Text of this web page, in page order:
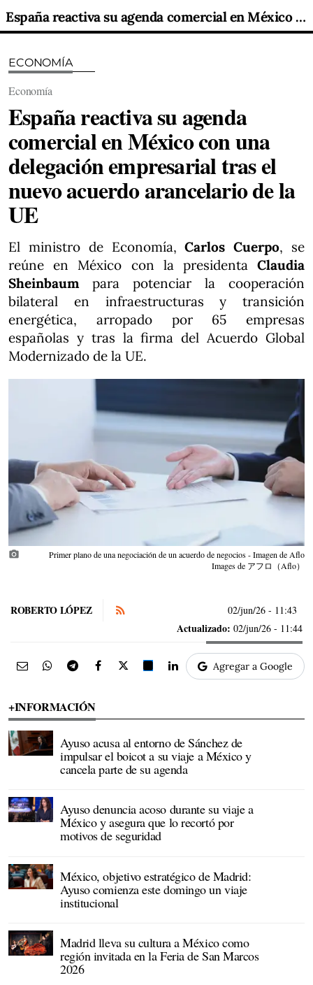
España reactiva su agenda comercial en México con una delegación empresarial tras el nuevo acuerdo arancelario de la UE
ECONOMÍA
Economía
España reactiva su agenda
comercial en México con una
delegación empresarial tras el
nuevo acuerdo arancelario de la
UE
El ministro de Economía,Carlos Cuerpo, se
reúne en México con la presidenta Claudia
Sheinbaumpara potenciar la cooperación
bilateral en infraestructuras y transición
energética, arropado por 65 empresas
españolas y tras la firma del Acuerdo Global
Modernizado de la UE.
photo_camera
Primer plano de una negociación de un acuerdo de negocios - Imagen de Aflo
Images de アフロ（Aflo）
ROBERTO LÓPEZ 02/jun/26 - 11:43
Actualizado: 02/jun/26 - 11:44
Agregar a Google
+INFORMACIÓN
Ayuso acusa al entorno de Sánchez de
impulsar el boicot a su viaje a México y
cancela parte de su agenda
Ayuso denuncia acoso durante su viaje a
México y asegura que lo recortó por
motivos de seguridad
México, objetivo estratégico de Madrid:
Ayuso comienza este domingo un viaje
institucional
Madrid lleva su cultura a México como
región invitada en la Feria de San Marcos
2026